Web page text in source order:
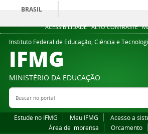
ACESSIBILIDADE ALTO CONTRASTE
BRASIL
Instituto Federal de Educação, Ciência e
IFMG
MINISTÉRIO DA EDUCAÇÃO
Buscar no portal
Estude no IFMG Meu IFMG Acesso a
Área de imprensa
Orcamento